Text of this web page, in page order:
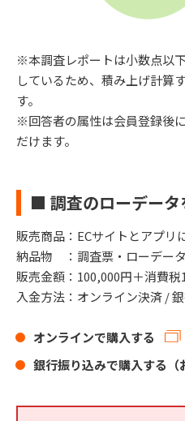
※本調査レポートは小数点以
しているため、積み上げ計算
す。
※回答者の属性は会員登録後
だけます。
■ 調査のローデータ
販売商品：ECサイトとアプリ
納品物 ：調査票・ローデー
販売金額：100,000円＋消費税
入金方法：オンライン決済 /
オンラインで購入する
銀行振り込みで購入する（